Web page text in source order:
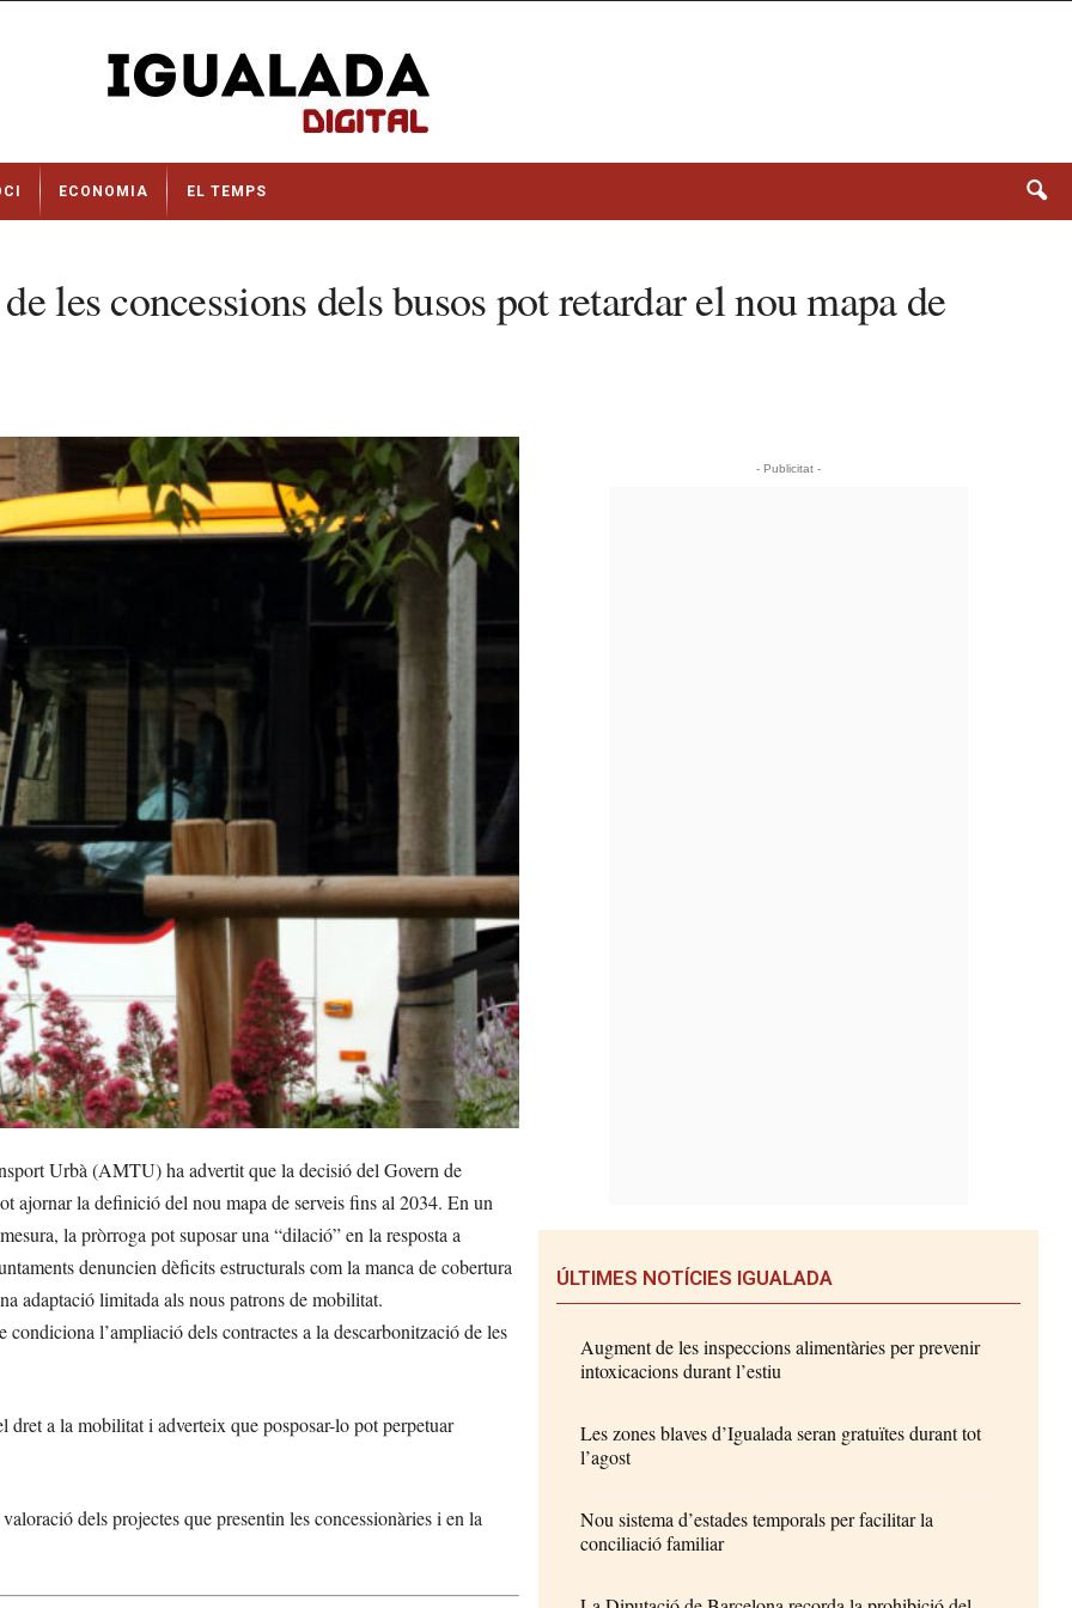
ECONOMIA EL TEMPS
les concessions dels busos pot retardar el nou mapa de
Urbà (AMTU) ha advertit que la decisió del Govern de
ajornar la definició del nou mapa de serveis fins al 2034. En un
la pròrroga pot suposar una “dilació” en la resposta a
denuncien dèficits estructurals com la manca de cobertura
adaptació limitada als nous patrons de mobilitat.
l’ampliació dels contractes a la descarbonització de les
dret a la mobilitat i adverteix que posposar-lo pot perpetuar
dels projectes que presentin les concessionàries i en la
- Publicitat -
ÚLTIMES NOTÍCIES IGUALADA
Augment de les inspeccions alimentàries per prevenir
intoxicacions durant l’estiu
Les zones blaves d’Igualada seran gratuïtes durant tot
l’agost
Nou sistema d’estades temporals per facilitar la
conciliació familiar